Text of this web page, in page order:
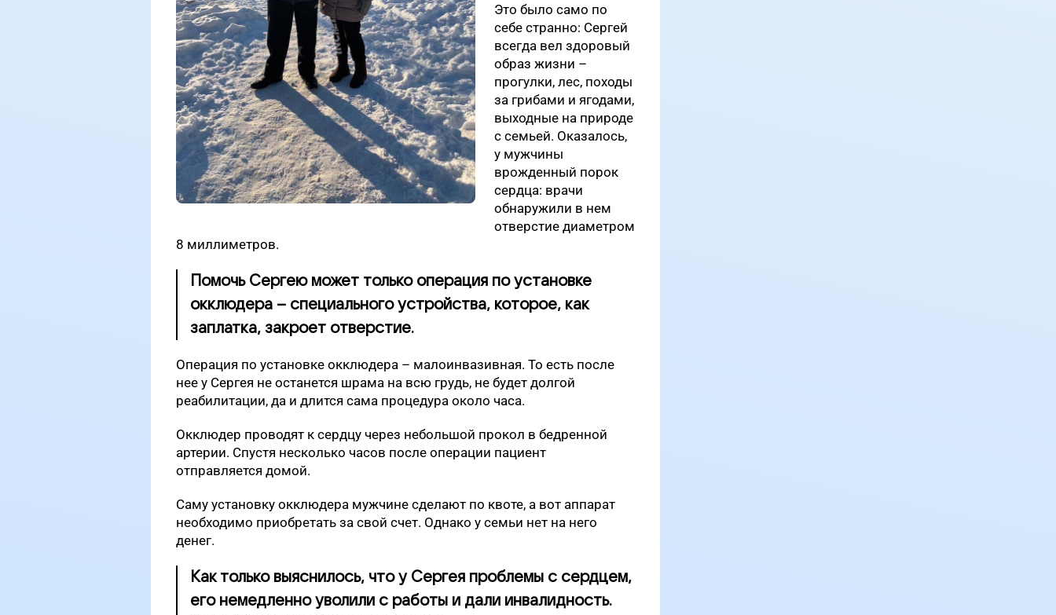
Это было само по
себе странно: Сергей
всегда вел здоровый
образ жизни –
прогулки, лес, походы
за грибами и ягодами,
выходные на природе
с семьей. Оказалось,
у мужчины
врожденный порок
сердца: врачи
обнаружили в нем
отверстие диаметром
8 миллиметров.
Помочь Сергею может только операция по установке
окклюдера – специального устройства, которое, как
заплатка, закроет отверстие.
Операция по установке окклюдера – малоинвазивная. То есть после
нее у Сергея не останется шрама на всю грудь, не будет долгой
реабилитации, да и длится сама процедура около часа.
Окклюдер проводят к сердцу через небольшой прокол в бедренной
артерии. Спустя несколько часов после операции пациент
отправляется домой.
Саму установку окклюдера мужчине сделают по квоте, а вот аппарат
необходимо приобретать за свой счет. Однако у семьи нет на него
денег.
Как только выяснилось, что у Сергея проблемы с сердцем,
его немедленно уволили с работы и дали инвалидность.